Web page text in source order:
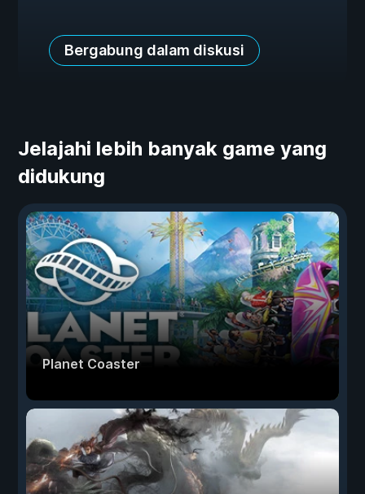
Bergabung dalam diskusi
Jelajahi lebih banyak game yang
didukung
Planet Coaster